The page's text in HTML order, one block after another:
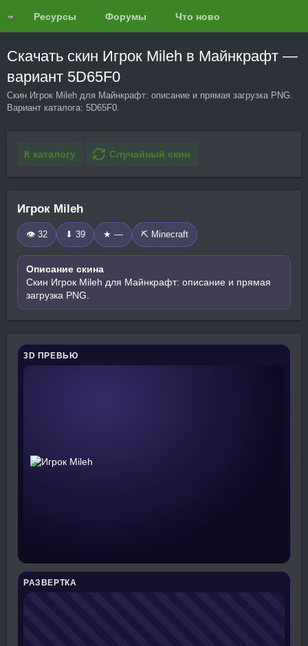
Ресурсы Форумы Что нового?
Скачать скин Игрок Mileh в Майнкрафт —
вариант 5D65F0
Скин Игрок Mileh для Майнкрафт: описание и прямая загрузка PNG.
Вариант каталога: 5D65F0.
К каталогу Случайный скин
Игрок Mileh
👁 32 ⬇ 39 ★ — ⛏️ Minecraft
Описание скина
Скин Игрок Mileh для Майнкрафт: описание и прямая
загрузка PNG.
3D ПРЕВЬЮ
РАЗВЕРТКА